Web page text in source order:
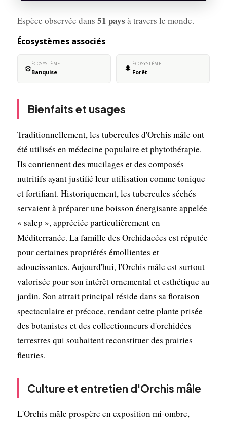
Espèce observée dans 51 pays à travers le monde.
Écosystèmes associés
❄️ÉCOSYSTÈME
Banquise 🌲 ÉCOSYSTÈME
Forêt
Bienfaits et usages
Traditionnellement, les tubercules d'Orchis mâle ont
été utilisés en médecine populaire et phytothérapie.
Ils contiennent des mucilages et des composés
nutritifs ayant justifié leur utilisation comme tonique
et fortifiant. Historiquement, les tubercules séchés
servaient à préparer une boisson énergisante appelée
« salep », appréciée particulièrement en
Méditerranée. La famille des Orchidacées est réputée
pour certaines propriétés émollientes et
adoucissantes. Aujourd'hui, l'Orchis mâle est surtout
valorisée pour son intérêt ornemental et esthétique au
jardin. Son attrait principal réside dans sa floraison
spectaculaire et précoce, rendant cette plante prisée
des botanistes et des collectionneurs d'orchidées
terrestres qui souhaitent reconstituer des prairies
fleuries.
Culture et entretien d'Orchis mâle
L'Orchis mâle prospère en exposition mi-ombre,